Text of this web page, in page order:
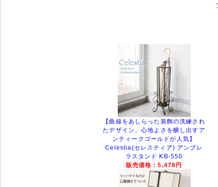
【曲線をあしらった装飾の洗練され
たデザイン、心地よさを醸し出すア
ンティークゴールドが人気】
Celestia(セレスティア) アンブレ
ラスタンド KB-550
販売価格：5,478円